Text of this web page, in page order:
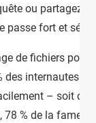
ou partagez
fort et
de fichiers pour
internautes
– soit des
% de la